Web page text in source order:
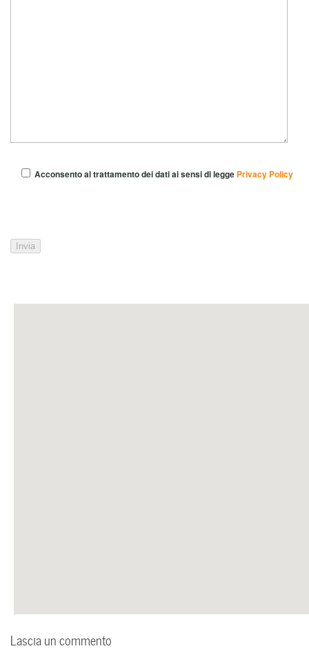
Acconsento al trattamento dei dati ai sensi di legge Privacy Policy
Lascia un commento